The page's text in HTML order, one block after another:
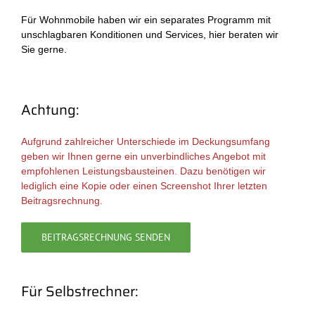
Für Wohnmobile haben wir ein separates Programm mit
unschlagbaren Konditionen und Services, hier beraten wir
Sie gerne.
Achtung:
Aufgrund zahlreicher Unterschiede im Deckungsumfang
geben wir Ihnen gerne ein unverbindliches Angebot mit
empfohlenen Leistungsbausteinen. Dazu benötigen wir
lediglich eine Kopie oder einen Screenshot Ihrer letzten
Beitragsrechnung.
BEITRAGSRECHNUNG SENDEN
Für Selbstrechner: